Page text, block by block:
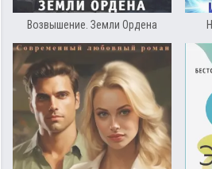
Возвышение. Земли Ордена